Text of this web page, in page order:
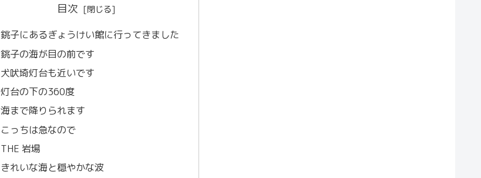
目次
銚子にあるぎょうけい館に行ってきました
銚子の海が目の前です
犬吠埼灯台も近いです
灯台の下の360度
海まで降りられます
こっちは急なので
THE 岩場
きれいな海と穏やかな波